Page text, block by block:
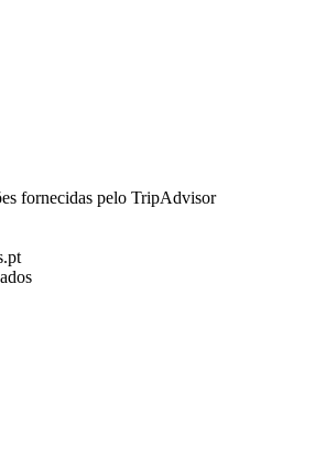
fornecidas pelo TripAdvisor